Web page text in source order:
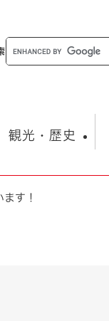
・スポーツ
観光・歴史
プンデータ
す！